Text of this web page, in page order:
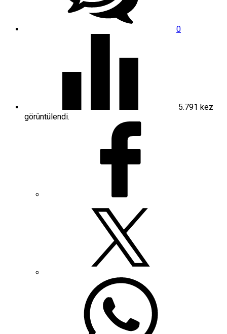
0
5.791 kez
görüntülendi.